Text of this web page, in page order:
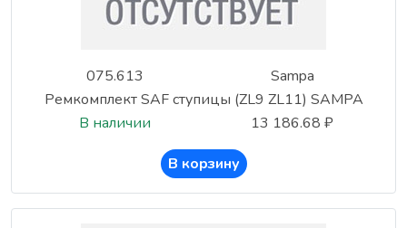
075.613
Sampa
Ремкомплект SAF ступицы (ZL9 ZL11) SAMPA
В наличии
13 186.68 ₽
В корзину